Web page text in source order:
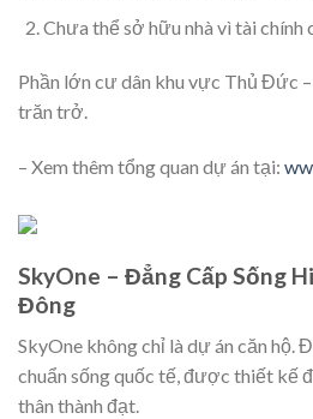
Chưa thể sở hữu nhà vì tài chính
Phần lớn cư dân khu vực Thủ Đức
trăn trở.
– Xem thêm tổng quan dự án tại:
SkyOne – Đẳng Cấp Sống
Đông
SkyOne không chỉ là dự án căn hộ.
chuẩn sống quốc tế, được thiết kế
thân thành đạt.